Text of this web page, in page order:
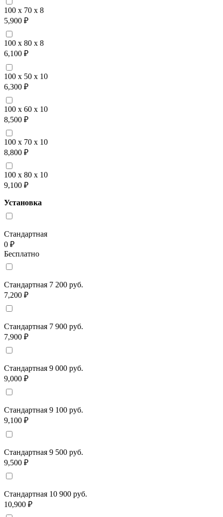
100 x 70 x 8
5,900 ₽
100 x 80 x 8
6,100 ₽
100 x 50 x 10
6,300 ₽
100 x 60 x 10
8,500 ₽
100 x 70 x 10
8,800 ₽
100 x 80 x 10
9,100 ₽
Установка
Стандартная
0 ₽
Бесплатно
Стандартная 7 200 руб.
7,200 ₽
Стандартная 7 900 руб.
7,900 ₽
Стандартная 9 000 руб.
9,000 ₽
Стандартная 9 100 руб.
9,100 ₽
Стандартная 9 500 руб.
9,500 ₽
Стандартная 10 900 руб.
10,900 ₽